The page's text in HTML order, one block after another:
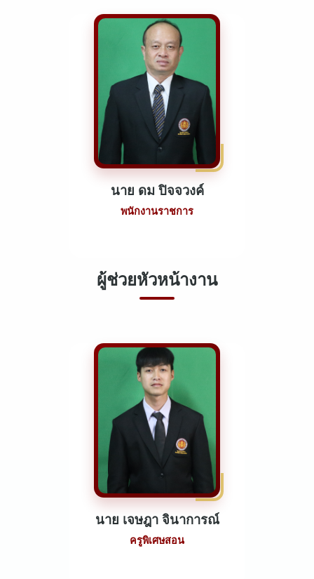
นาย ดม ปิจจวงค์
พนักงานราชการ
ผู้ช่วยหัวหน้างาน
นาย เจษฎา จินาการณ์
ครูพิเศษสอน